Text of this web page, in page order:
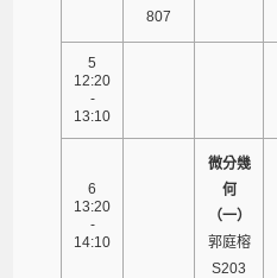
807
5
12:20
-
13:10
6
13:20
-
14:10
微分幾
何
（一）
郭庭榕
S203